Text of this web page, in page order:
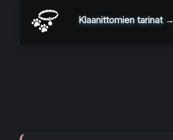
Klaanittomien tarinat →